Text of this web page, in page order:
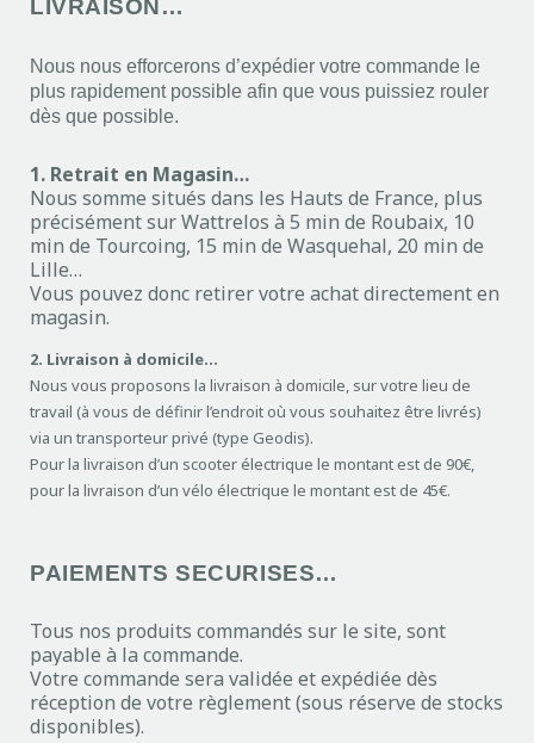
LIVRAISON…
Nous nous efforcerons d’expédier votre commande le
plus rapidement possible afin que vous puissiez rouler
dès que possible.
1. Retrait en Magasin…
Nous somme situés dans les Hauts de France, plus
précisément sur Wattrelos à 5 min de Roubaix, 10
min de Tourcoing, 15 min de Wasquehal, 20 min de
Lille…
Vous pouvez donc retirer votre achat directement en
magasin.
2. Livraison à domicile…
Nous vous proposons la livraison à domicile, sur votre lieu de
travail (à vous de définir l’endroit où vous souhaitez être livrés)
via un transporteur privé (type Geodis).
Pour la livraison d’un scooter électrique le montant est de 90€,
pour la livraison d’un vélo électrique le montant est de 45€.
PAIEMENTS SECURISES…
Tous nos produits commandés sur le site, sont
payable à la commande.
Votre commande sera validée et expédiée dès
réception de votre règlement (sous réserve de stocks
disponibles).